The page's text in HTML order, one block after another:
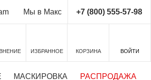
Мы в Макс +7 (800) 555-57-98
ИЗБРАННОЕ КОРЗИНА ВОЙТИ
МАСКИРОВКА РАСПРОДАЖА